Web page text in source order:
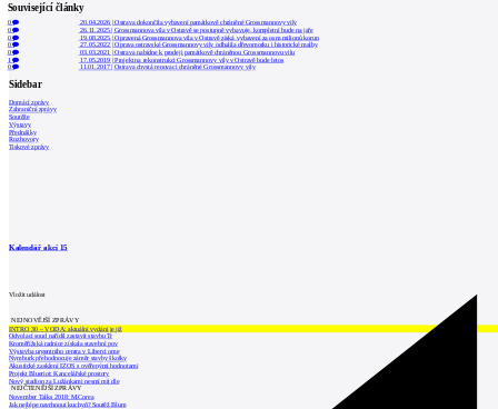
Související články
0 20.04.2026 |Ostrava dokončila vybavení památkově chráněné Grossmannovy vily
0 26.11.2025| Grossmannova vila v Ostravě se postupně vybavuje, kompletní bude na jaře
0 19.08.2025 |Opravená Grossmannova vila v Ostravě získá vybavení za osm milionů korun
0
27.05.2022 |Oprava ostravské Grossmannovy vily odhalila dřevomorku i historické malby
0
03.03.2021 |Ostrava nabídne k prodeji památkově chráněnou Grossmannovu vilu
1
17.05.2019 |Projekt na rekonstrukci Grossmannovy vily v Ostravě bude letos
0
11.01.2017| Ostrava chystá renovaci chráněné Grossmannovy vily
Sidebar
Domácí zprávy
Zahraniční zprávy
Soutěže
Výstavy
Přednášky
Rozhovory
Tiskové zprávy
Kalendář akcí 15
Vložit událost
NEJNOVĚJŠÍ ZPRÁVY
INTRO 30 – VODA: aktuální vydání je již
Odvolací soud nařídil zastavit stavbu Tr
Kroměřížská radnice získala stavební pov
Výstavba urgentního centra v Liberci ome
Nymburk přehodnocuje záměr stavby školky
Akustické zasklení IZOS s ověřenými hodnotami
Projekt Blueriot: Kancelářské prostory
Nový stadion za Lužánkami nesmí mít dle
NEJČTENĚJŠÍ ZPRÁVY
November Talks 2018: M.Corea
Jak nejlépe navrhnout kuchyň? Soutěž Blum